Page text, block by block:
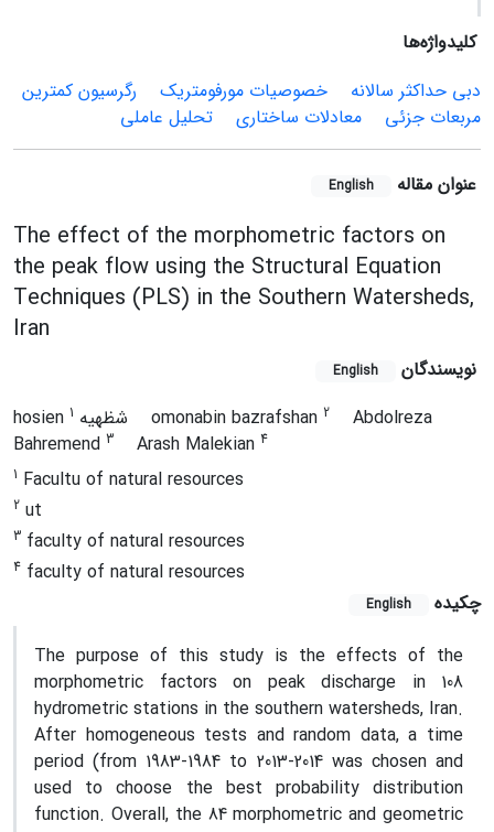
کلیدواژه‌ها
دبی حداکثر سالانه
خصوصیات مورفومتریک
رگرسیون کمترین
مربعات جزئی
معادلات ساختاری تحلیل عاملی
عنوان مقاله English
The effect of the morphometric factors on
the peak flow using the Structural Equation
Techniques (PLS) in the Southern Watersheds,
Iran
نویسندگان English
hosien شظهیه 1 omonabin bazrafshan 2
Abdolreza
Bahremend 3 Arash Malekian 4
1 Facultu of natural resources
2 ut
3 faculty of natural resources
4 faculty of natural resources
چکیده
English
The purpose of this study is the effects of the
morphometric factors on peak discharge in 108
hydrometric stations in the southern watersheds, Iran.
After homogeneous tests and random data, a time
period (from 1983-1984 to 2013-2014 was chosen and
used to choose the best probability distribution
function. Overall, the 84 morphometric and geometric